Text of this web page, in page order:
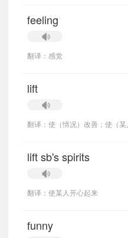
feeling
翻译：感觉
lift
翻译：使（情况）改善；使（
lift sb's spirits
翻译：使某人开心起来
funny